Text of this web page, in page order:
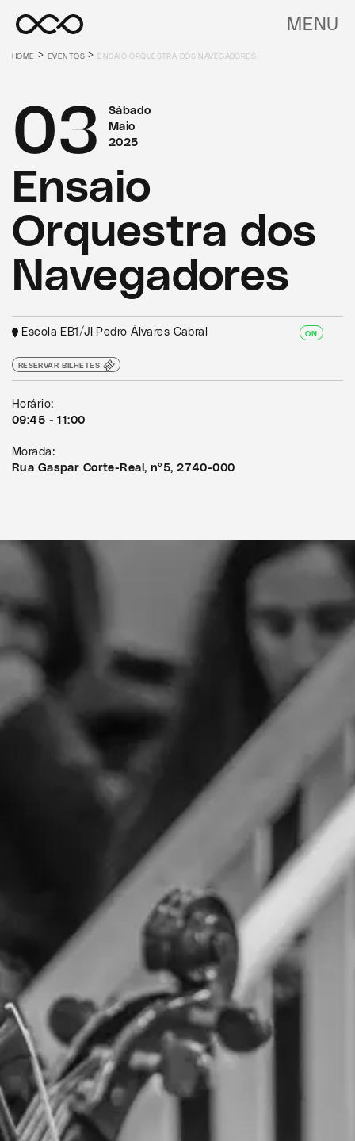
MENU
HOME >EVENTOS > ENSAIO ORQUESTRA DOS NAVEGADORES
Sábado
Maio
2025
03
Ensaio
Orquestra dos
Navegadores
Escola EB1/JI Pedro Álvares Cabral ON
RESERVAR BILHETES
Horário:
09:45 - 11:00
Morada:
Rua Gaspar Corte-Real, nº5, 2740-000